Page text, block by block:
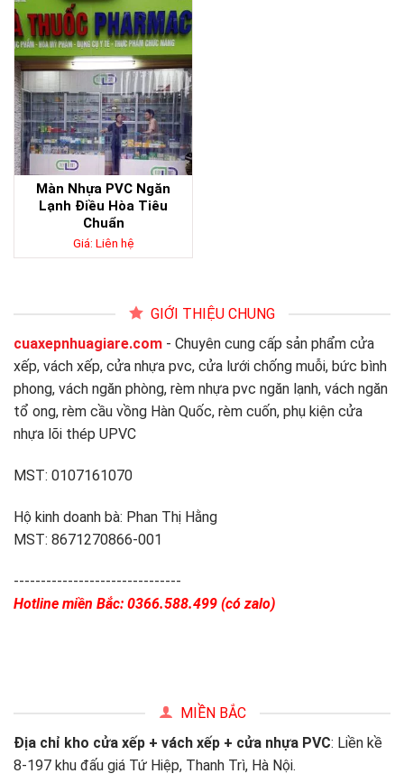
Màn Nhựa PVC Ngăn
Lạnh Điều Hòa Tiêu
Chuẩn
Giá: Liên hệ
GIỚI THIỆU CHUNG
cuaxepnhuagiare.com - Chuyên cung cấp sản phẩm cửa
xếp, vách xếp, cửa nhựa pvc, cửa lưới chống muỗi, bức bình
phong, vách ngăn phòng, rèm nhựa pvc ngăn lạnh, vách ngăn
tổ ong, rèm cầu vồng Hàn Quốc, rèm cuốn, phụ kiện cửa
nhựa lõi thép UPVC
MST: 0107161070
Hộ kinh doanh bà: Phan Thị Hằng
MST: 8671270866-001
-------------------------------
Hotline miền Bắc: 0366.588.499 (có zalo)
MIỀN BẮC
Địa chỉ kho cửa xếp + vách xếp + cửa nhựa PVC: Liền kề
8-197 khu đấu giá Tứ Hiệp, Thanh Trì, Hà Nội.